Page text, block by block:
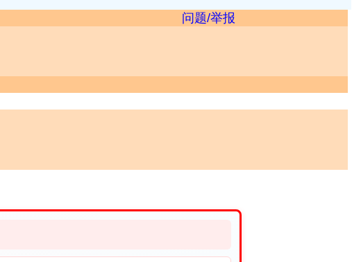
问题/举报